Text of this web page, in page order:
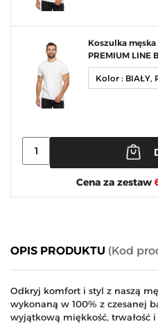
Koszulka
PREMIUM LINE
Cena za zestaw
OPIS PRODUKTU (Kod
Odkryj komfort i styl z naszą
wykonaną w 100% z czesanej
wyjątkową miękkość, trwałość